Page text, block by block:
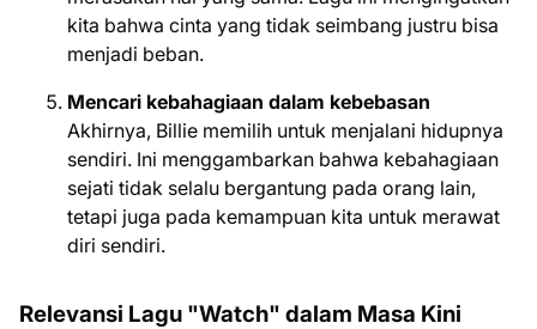
kita bahwa cinta yang tidak seimbang justru bisa
menjadi beban.
Mencari kebahagiaan dalam kebebasan
Akhirnya, Billie memilih untuk menjalani hidupnya
sendiri. Ini menggambarkan bahwa kebahagiaan
sejati tidak selalu bergantung pada orang lain,
tetapi juga pada kemampuan kita untuk merawat
diri sendiri.
Relevansi Lagu "Watch" dalam Masa Kini